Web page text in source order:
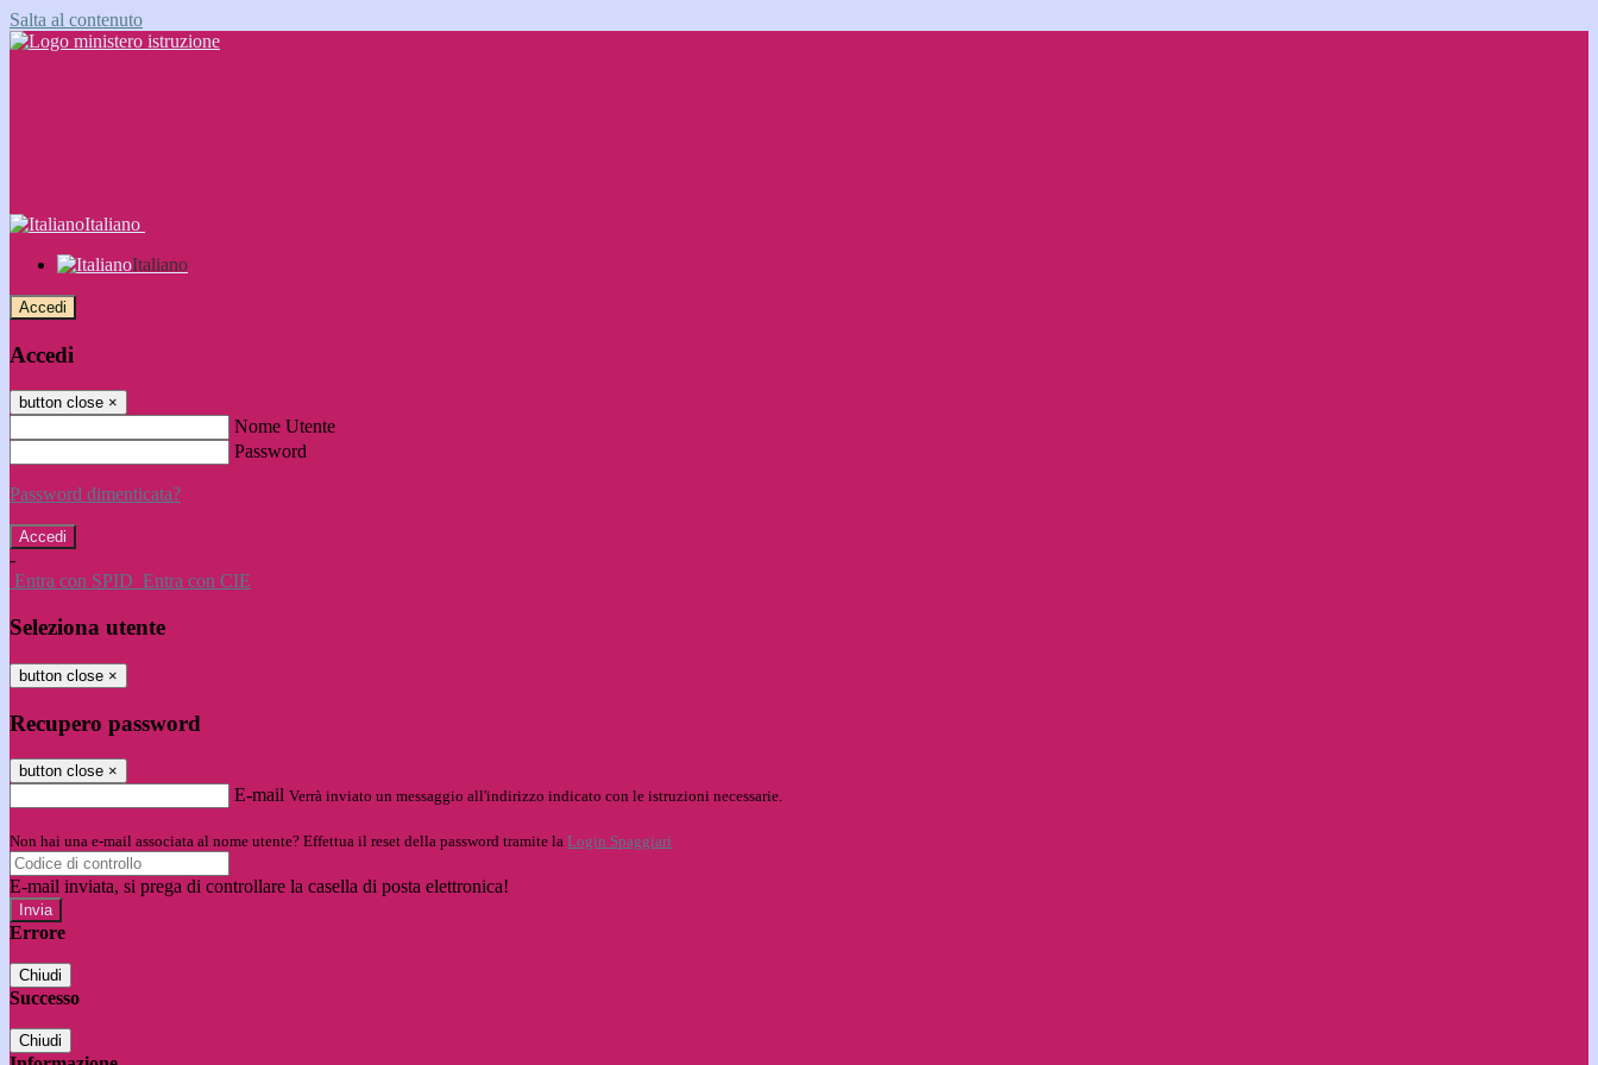
Salta al contenuto
Italiano
Italiano
Accedi
Accedi
button close ×
Nome Utente
Password
Password dimenticata?
-
Entra con SPID Entra con CIE
Seleziona utente
button close ×
Recupero password
button close ×
E-mail Verrà inviato un messaggio all'indirizzo indicato con le istruzioni necessarie.
Non hai una e-mail associata al nome utente? Effettua il reset della password tramite la Login Spaggiari
E-mail inviata, si prega di controllare la casella di posta elettronica!
Errore
Chiudi
Successo
Chiudi